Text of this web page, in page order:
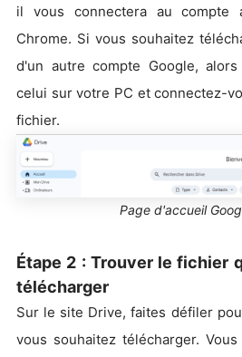
il vous connectera au compte
Chrome. Si vous souhaitez
d'un autre compte Google,
celui sur votre PC et connectez-
fichier.
Page d'accueil
Étape 2 : Trouver le fichier
télécharger
Sur le site Drive, faites défiler
vous souhaitez télécharger.